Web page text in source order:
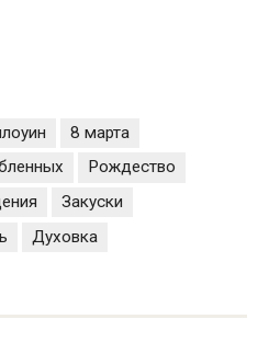
8 марта
Рождество
Закуски
Духовка